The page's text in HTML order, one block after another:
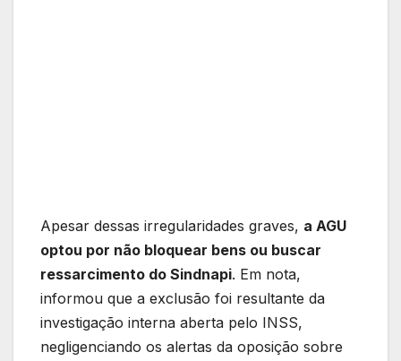
Apesar dessas irregularidades graves, a AGU
optou por não bloquear bens ou buscar
ressarcimento do Sindnapi. Em nota,
informou que a exclusão foi resultante da
investigação interna aberta pelo INSS,
negligenciando os alertas da oposição sobre